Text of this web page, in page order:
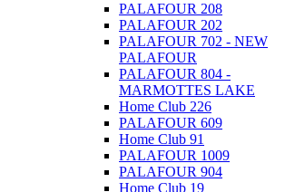
PALAFOUR 208
PALAFOUR 202
PALAFOUR 702 - NEW
PALAFOUR
PALAFOUR 804 -
MARMOTTES LAKE
Home Club 226
PALAFOUR 609
Home Club 91
PALAFOUR 1009
PALAFOUR 904
Home Club 19